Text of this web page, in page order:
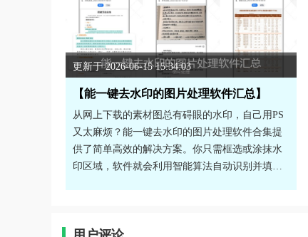
更新于 2026-06-15 15:34:03
【能一键去水印的图片处理软件汇总】
从网上下载的素材图总有碍眼的水印，自己用PS
又太麻烦？能一键去水印的图片处理软件合集提
供了简单高效的解决方案。你只需框选或涂抹水
印区域，软件就会利用智能算法自动识别并填充
箱。操作门槛极低，即使是没有任何修图经验的